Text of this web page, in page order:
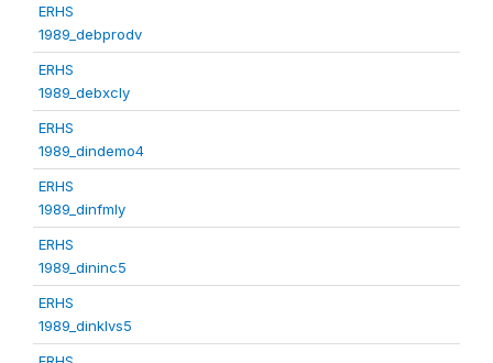
ERHS
1989_debprodv
ERHS
1989_debxcly
ERHS
1989_dindemo4
ERHS
1989_dinfmly
ERHS
1989_dininc5
ERHS
1989_dinklvs5